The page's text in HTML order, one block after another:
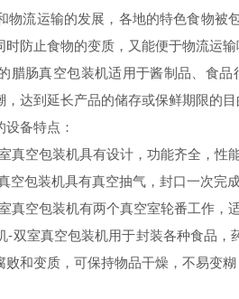
流运输的发展，各地的特色食物被
时防止食物的变质，又能便于物流运
肠真空包装机适用于酱制品、食品
，达到延长产品的储存或保鲜期限的
备特点：
真空包装机具有设计，功能齐全，性
空包装机具有真空抽气，封口一次
真空包装机有两个真空室轮番工作，
双室真空包装机用于封装各种食品，
败和变质，可保持物品干燥，不易变